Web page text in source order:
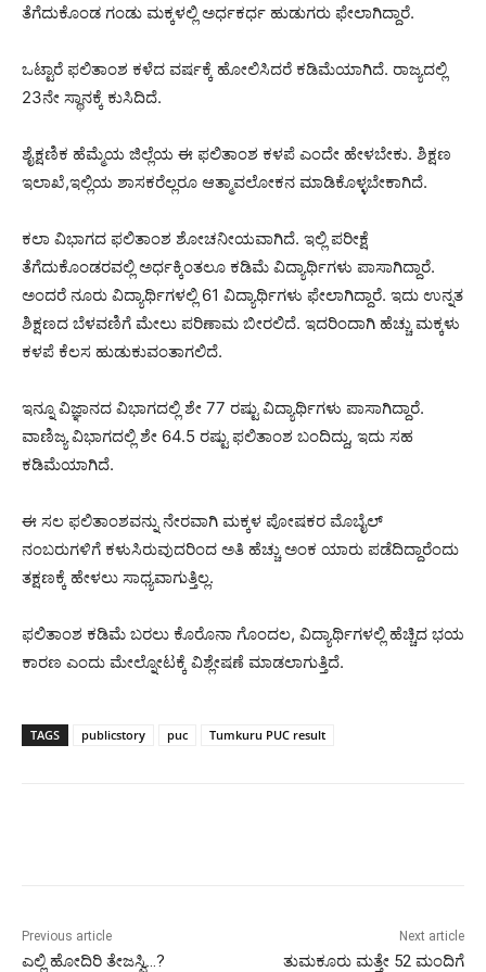
ತೆಗೆದುಕೊಂಡ ಗಂಡು ಮಕ್ಕಳಲ್ಲಿ ಅರ್ಧಕರ್ಧ ಹುಡುಗರು ಫೇಲಾಗಿದ್ದಾರೆ.
ಒಟ್ಟಾರೆ ಫಲಿತಾಂಶ ಕಳೆದ ವರ್ಷಕ್ಕೆ ಹೋಲಿಸಿದರೆ ಕಡಿಮೆಯಾಗಿದೆ. ರಾಜ್ಯದಲ್ಲಿ
23ನೇ ಸ್ಥಾನಕ್ಕೆ ಕುಸಿದಿದೆ.
ಶೈಕ್ಷಣಿಕ ಹೆಮ್ಮೆಯ ಜಿಲ್ಲೆಯ ಈ ಫಲಿತಾಂಶ ಕಳಪೆ ಎಂದೇ ಹೇಳಬೇಕು. ಶಿಕ್ಷಣ
ಇಲಾಖೆ,‌ಇಲ್ಲಿಯ ಶಾಸಕರೆಲ್ಲರೂ ಆತ್ಮಾವಲೋಕನ ಮಾಡಿಕೊಳ್ಳಬೇಕಾಗಿದೆ.
ಕಲಾ ವಿಭಾಗದ ಫಲಿತಾಂಶ ಶೋಚನೀಯವಾಗಿದೆ. ಇಲ್ಲಿ ಪರೀಕ್ಷೆ
ತೆಗೆದುಕೊಂಡರವಲ್ಲಿ ಅರ್ಧಕ್ಕಿಂತಲೂ ಕಡಿಮೆ ವಿದ್ಯಾರ್ಥಿಗಳು ಪಾಸಾಗಿದ್ದಾರೆ.
ಅಂದರೆ ನೂರು ವಿದ್ಯಾರ್ಥಿಗಳಲ್ಲಿ 61 ವಿದ್ಯಾರ್ಥಿಗಳು ಫೇಲಾಗಿದ್ದಾರೆ. ಇದು ಉನ್ನತ
ಶಿಕ್ಷಣದ ಬೆಳವಣಿಗೆ ಮೇಲು ಪರಿಣಾಮ ಬೀರಲಿದೆ. ಇದರಿಂದಾಗಿ ಹೆಚ್ಚು ಮಕ್ಕಳು
ಕಳಪೆ ಕೆಲಸ ಹುಡುಕುವಂತಾಗಲಿದೆ.
ಇನ್ನೂ ವಿಜ್ಞಾನದ ವಿಭಾಗದಲ್ಲಿ ಶೇ 77 ರಷ್ಟು ವಿದ್ಯಾರ್ಥಿಗಳು ಪಾಸಾಗಿದ್ದಾರೆ.
ವಾಣಿಜ್ಯ ವಿಭಾಗದಲ್ಲಿ ಶೇ 64.5 ರಷ್ಟು ಫಲಿತಾಂಶ ಬಂದಿದ್ದು, ಇದು ಸಹ
ಕಡಿಮೆಯಾಗಿದೆ.
ಈ ಸಲ ಫಲಿತಾಂಶವನ್ನು ನೇರವಾಗಿ ಮಕ್ಕಳ ಪೋಷಕರ ಮೊಬೈಲ್
ನಂಬರುಗಳಿಗೆ ಕಳುಸಿರುವುದರಿಂದ ಅತಿ ಹೆಚ್ಚು ಅಂಕ ಯಾರು ಪಡೆದಿದ್ದಾರೆಂದು
ತಕ್ಷಣಕ್ಕೆ ಹೇಳಲು ಸಾಧ್ಯವಾಗುತ್ತಿಲ್ಲ.
ಫಲಿತಾಂಶ ಕಡಿಮೆ ಬರಲು ಕೊರೊನಾ ಗೊಂದಲ, ವಿದ್ಯಾರ್ಥಿಗಳಲ್ಲಿ ಹೆಚ್ಚಿದ ಭಯ
ಕಾರಣ ಎಂದು ಮೇಲ್ನೋಟಕ್ಕೆ ವಿಶ್ಲೇಷಣೆ ಮಾಡಲಾಗುತ್ತಿದೆ.
TAGS publicstory puc Tumkuru PUC result
Previous article
ಎಲ್ಲಿ ಹೋದಿರಿ ತೇಜಸ್ವಿ…?
Next article
ತುಮಕೂರು‌‌ ಮತ್ತೇ 52 ಮಂದಿಗೆ